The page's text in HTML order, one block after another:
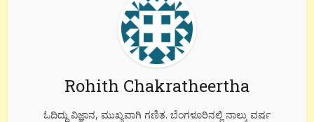
Rohith Chakratheertha
ಓದಿದ್ದು ವಿಜ್ಞಾನ, ಮುಖ್ಯವಾಗಿ ಗಣಿತ. ಬೆಂಗಳೂರಿನಲ್ಲಿ ನಾಲ್ಕು ವರ್ಷ